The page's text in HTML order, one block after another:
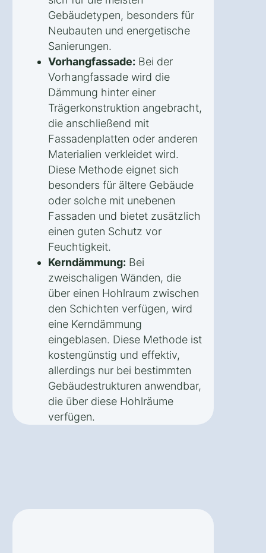
Gebäudetypen, besonders für
Neubauten und energetische
Sanierungen.
Vorhangfassade: Bei der
Vorhangfassade wird die
Dämmung hinter einer
Trägerkonstruktion angebracht,
die anschließend mit
Fassadenplatten oder anderen
Materialien verkleidet wird.
Diese Methode eignet sich
besonders für ältere Gebäude
oder solche mit unebenen
Fassaden und bietet zusätzlich
einen guten Schutz vor
Feuchtigkeit.
Kerndämmung: Bei
zweischaligen Wänden, die
über einen Hohlraum zwischen
den Schichten verfügen, wird
eine Kerndämmung
eingeblasen. Diese Methode ist
kostengünstig und effektiv,
allerdings nur bei bestimmten
Gebäudestrukturen anwendbar,
die über diese Hohlräume
verfügen.